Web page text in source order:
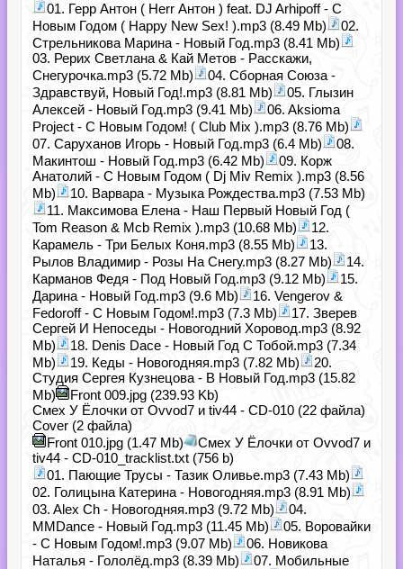
01. Герр Антон ( Herr Антон ) feat. DJ Arhipoff - С
Новым Годом ( Happy New Sex! ).mp3 (8.49 Mb)
02.
Стрельникова Марина - Новый Год.mp3 (8.41 Mb)
03. Рерих Светлана & Кай Метов - Расскажи,
Снегурочка.mp3 (5.72 Mb)
04. Сборная Союза -
Здравствуй, Новый Год!.mp3 (8.81 Mb)
05. Глызин
Алексей - Новый Год.mp3 (9.41 Mb)
06. Aksioma
Project - С Новым Годом! ( Club Mix ).mp3 (8.76 Mb)
07. Саруханов Игорь - Новый Год.mp3 (6.4 Mb)
08.
Макинтош - Новый Год.mp3 (6.42 Mb)
09. Корж
Анатолий - С Новым Годом ( Dj Miv Remix ).mp3 (8.56
Mb)
10. Варвара - Музыка Рождества.mp3 (7.53 Mb)
11. Максимова Елена - Наш Первый Новый Год (
Tom Reason & Mcb Remix ).mp3 (10.68 Mb)
12.
Карамель - Три Белых Коня.mp3 (8.55 Mb)
13.
Рылов Владимир - Розы На Снегу.mp3 (8.27 Mb)
14.
Карманов Федя - Под Новый Год.mp3 (9.12 Mb)
15.
Дарина - Новый Год.mp3 (9.6 Mb)
16. Vengerov &
Fedoroff - С Новым Годом!.mp3 (7.3 Mb)
17. Зверев
Сергей И Непоседы - Новогодний Хоровод.mp3 (8.92
Mb)
18. Denis Dace - Новый Год С Тобой.mp3 (7.34
Mb)
19. Кеды - Новогодняя.mp3 (7.82 Mb)
20.
Студия Сергея Кузнецова - В Новый Год.mp3 (15.82
Mb)
Front 009.jpg (239.93 Kb)
Смех У Ёлочки от Ovvod7 и tiv44 - CD-010 (22 файла)
Cover (2 файла)
Front 010.jpg (1.47 Mb)
Смех У Ёлочки от Ovvod7 и
tiv44 - CD-010_tracklist.txt (756 b)
01. Пающие Трусы - Тазик Оливье.mp3 (7.43 Mb)
02. Голицына Катерина - Новогодняя.mp3 (8.91 Mb)
03. Alex Ch - Новогодняя.mp3 (9.72 Mb)
04.
MMDance - Новый Год.mp3 (11.45 Mb)
05. Воровайки
- С Новым Годом!.mp3 (9.07 Mb)
06. Новикова
Наталья - Гололёд.mp3 (8.39 Mb)
07. Мобильные